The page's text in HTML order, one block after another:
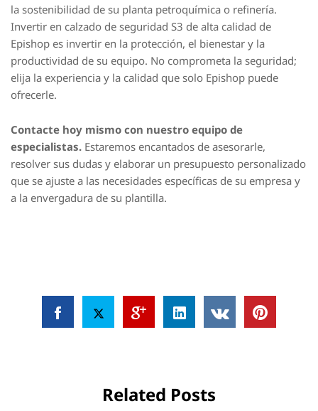
la sostenibilidad de su planta petroquímica o refinería.
Invertir en calzado de seguridad S3 de alta calidad de
Epishop es invertir en la protección, el bienestar y la
productividad de su equipo. No comprometa la seguridad;
elija la experiencia y la calidad que solo Epishop puede
ofrecerle.
Contacte hoy mismo con nuestro equipo de
especialistas. Estaremos encantados de asesorarle,
resolver sus dudas y elaborar un presupuesto personalizado
que se ajuste a las necesidades específicas de su empresa y
a la envergadura de su plantilla.
Related Posts